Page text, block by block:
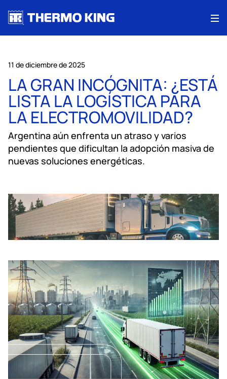
11 de diciembre de 2025
LA GRAN INCÓGNITA: ¿ESTÁ
LISTA LA LOGÍSTICA PARA
LA ELECTROMOVILIDAD?
Argentina aún enfrenta un atraso y varios
pendientes que dificultan la adopción masiva de
nuevas soluciones energéticas.